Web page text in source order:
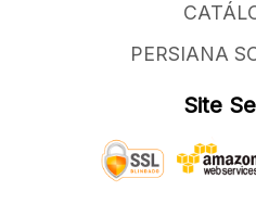
PERSIANA
Site